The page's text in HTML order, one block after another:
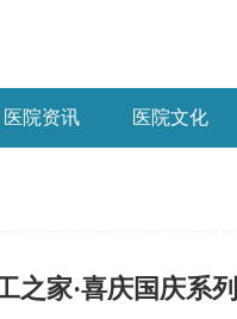
医院资讯 医院文化
工之家·喜庆国庆